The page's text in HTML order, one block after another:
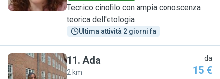
Tecnico cinofilo con ampia conoscenza
teorica dell'etologia
Ultima attività 2 giorni fa
11. Ada
2 km
da
15 €